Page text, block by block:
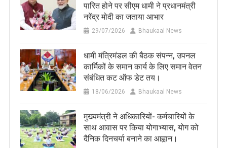
पारित होने पर सीएम धामी ने प्रधानमंत्री
नरेंद्र मोदी का जताया आभार
29/07/2026 Bhaukaal News
धामी मंत्रिमंडल की बैठक संपन्न, उपनल
कार्मिकों के समान कार्य के लिए समान वेतन
संबंधित कट ऑफ डेट तय।
18/06/2026 Bhaukaal News
मुख्यमंत्री ने अधिकारियों- कर्मचारियों के
साथ आवास पर किया योगाभ्यास, योग को
दैनिक दिनचर्या बनाने का आह्वान।